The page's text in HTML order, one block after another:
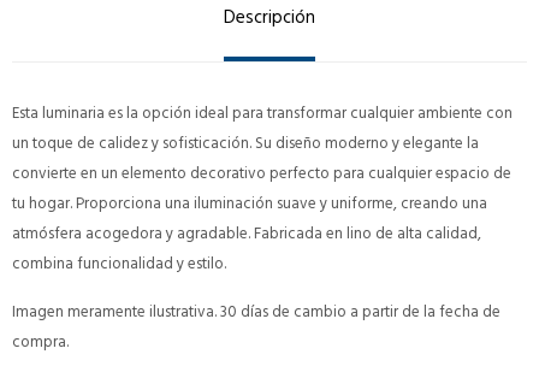
Descripción
Esta luminaria es la opción ideal para transformar cualquier ambiente con
un toque de calidez y sofisticación. Su diseño moderno y elegante la
convierte en un elemento decorativo perfecto para cualquier espacio de
tu hogar. Proporciona una iluminación suave y uniforme, creando una
atmósfera acogedora y agradable. Fabricada en lino de alta calidad,
combina funcionalidad y estilo.
Imagen meramente ilustrativa. 30 días de cambio a partir de la fecha de
compra.